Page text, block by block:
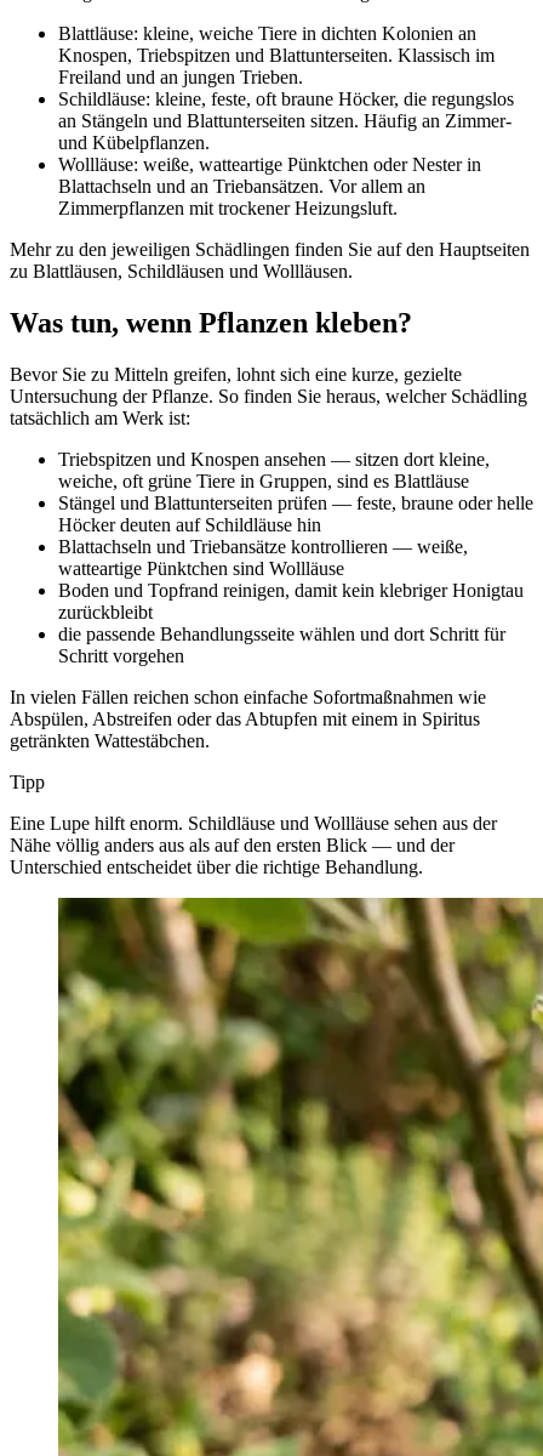
Blattläuse: kleine, weiche Tiere in dichten Kolonien an
Knospen, Triebspitzen und Blattunterseiten. Klassisch im
Freiland und an jungen Trieben.
Schildläuse: kleine, feste, oft braune Höcker, die regungslos
an Stängeln und Blattunterseiten sitzen. Häufig an Zimmer-
und Kübelpflanzen.
Wollläuse: weiße, watteartige Pünktchen oder Nester in
Blattachseln und an Trieb­ansätzen. Vor allem an
Zimmerpflanzen mit trockener Heizungsluft.
Mehr zu den jeweiligen Schädlingen finden Sie auf den Hauptseiten
zu Blattläusen, Schildläusen und Wollläusen.
Was tun, wenn Pflanzen kleben?
Bevor Sie zu Mitteln greifen, lohnt sich eine kurze, gezielte
Untersuchung der Pflanze. So finden Sie heraus, welcher Schädling
tatsächlich am Werk ist:
Triebspitzen und Knospen ansehen — sitzen dort kleine,
weiche, oft grüne Tiere in Gruppen, sind es Blattläuse
Stängel und Blattunterseiten prüfen — feste, braune oder helle
Höcker deuten auf Schildläuse hin
Blattachseln und Trieb­ansätze kontrollieren — weiße,
watteartige Pünktchen sind Wollläuse
Boden und Topfrand reinigen, damit kein klebriger Honigtau
zurückbleibt
die passende Behandlungsseite wählen und dort Schritt für
Schritt vorgehen
In vielen Fällen reichen schon einfache Sofortmaßnahmen wie
Abspülen, Abstreifen oder das Abtupfen mit einem in Spiritus
getränkten Wattestäbchen.
Tipp
Eine Lupe hilft enorm. Schildläuse und Wollläuse sehen aus der
Nähe völlig anders aus als auf den ersten Blick — und der
Unterschied entscheidet über die richtige Behandlung.